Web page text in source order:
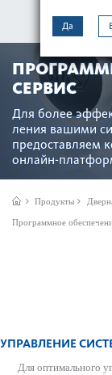
Да
СЕРВИС
Для более
ления вашими
предос­тавляем
онлайн-
Продукты
Программное
УПРАВЛЕНИЕ
Для оптимального